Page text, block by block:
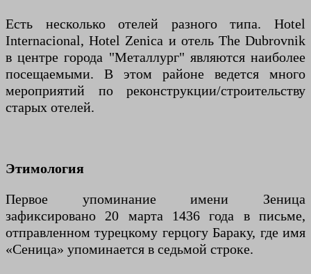
Есть несколько отелей разного типа. Hotel
Internacional, Hotel Zenica и отель The Dubrovnik
в центре города "Металлург" являются наиболее
посещаемыми. В этом районе ведется много
мероприятий по реконструкции/строительству
старых отелей.
Этимология
Первое упоминание имени Зеница
зафиксировано 20 марта 1436 года в письме,
отправленном турецкому герцогу Бараку, где имя
«Сеница» упоминается в седьмой строке.